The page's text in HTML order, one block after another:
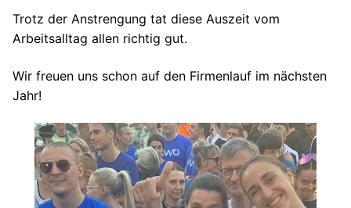
Trotz der Anstrengung tat diese Auszeit vom
Arbeitsalltag allen richtig gut.
Wir freuen uns schon auf den Firmenlauf im nächsten
Jahr!